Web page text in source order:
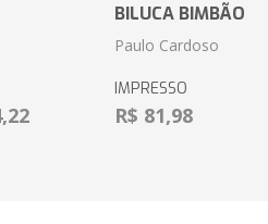
BILUCA BIMBÃO
Paulo Cardoso
IMPRESSO
R$ 81,98